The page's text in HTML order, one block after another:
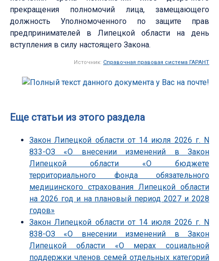
прекращения полномочий лица, замещающего
должность Уполномоченного по защите прав
предпринимателей в Липецкой области на день
вступления в силу настоящего Закона.
Источник: Справочная правовая система ГАРАНТ
Еще статьи из этого раздела
Закон Липецкой области от 14 июля 2026 г. N
833-ОЗ «О внесении изменений в Закон
Липецкой области «О бюджете
территориального фонда обязательного
медицинского страхования Липецкой области
на 2026 год и на плановый период 2027 и 2028
годов»
Закон Липецкой области от 14 июля 2026 г. N
838-ОЗ «О внесении изменений в Закон
Липецкой области «О мерах социальной
поддержки членов семей отдельных категорий